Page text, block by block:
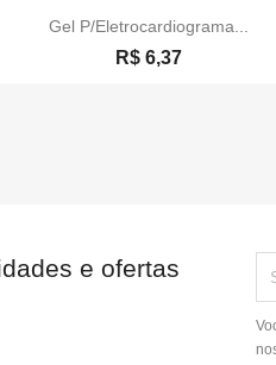
 Visualização rápida
Gel P/Eletrocardiograma...
R$ 6,37
e ofertas